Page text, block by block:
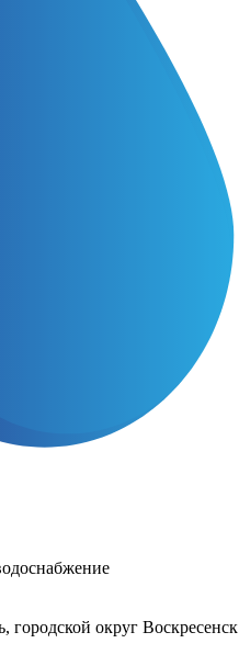
городской округ Воскресенск